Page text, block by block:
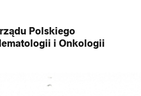
Polskiego
i Onkologii